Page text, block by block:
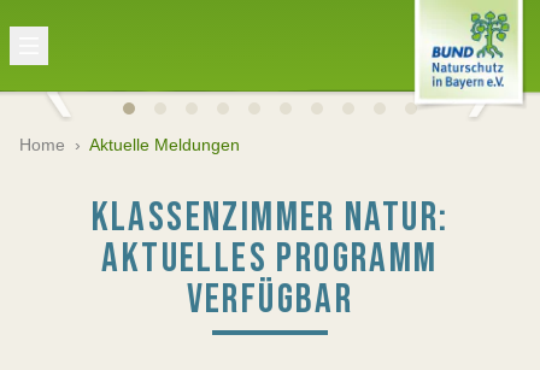
Home › Aktuelle Meldungen
KLASSENZIMMER NATUR:
AKTUELLES PROGRAMM
VERFÜGBAR